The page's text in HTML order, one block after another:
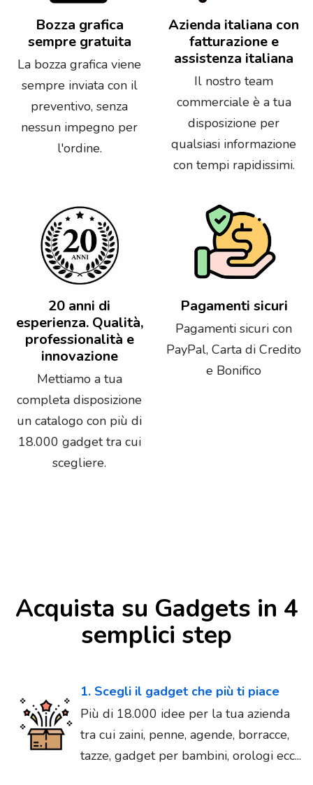
Bozza grafica
sempre gratuita
La bozza grafica viene
sempre inviata con il
preventivo, senza
nessun impegno per
l'ordine.
Azienda italiana con
fatturazione e
assistenza italiana
Il nostro team
commerciale è a tua
disposizione per
qualsiasi informazione
con tempi rapidissimi.
20 anni di
esperienza. Qualità,
professionalità e
innovazione
Mettiamo a tua
completa disposizione
un catalogo con più di
18.000 gadget tra cui
scegliere.
Pagamenti sicuri
Pagamenti sicuri con
PayPal, Carta di Credito
e Bonifico
Acquista su Gadgets in 4
semplici step
1. Scegli il gadget che più ti piace
Più di 18.000 idee per la tua azienda
tra cui zaini, penne, agende, borracce,
tazze, gadget per bambini, orologi ecc...